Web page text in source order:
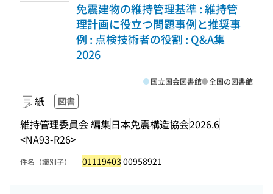
免震建物の維持管理基準 : 維持管
理計画に役立つ問題事例と推奨事
例 : 点検技術者の役割 : Q&A集
2026
紙 図書
維持管理委員会 編集日本免震構造協会2026.6
<NA93-R26>
国立国会図書館 全国の図書館
件名（識別子） 01119403 00958921